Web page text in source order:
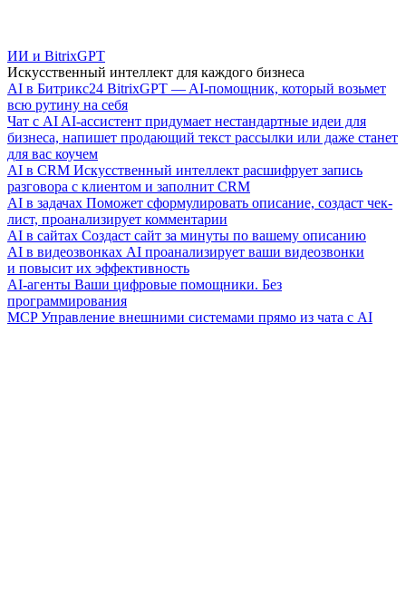
ИИ и BitrixGPT
Искусственный интеллект для каждого бизнеса
AI в Битрикс24 BitrixGPT — AI-помощник, который возьмет
всю рутину на себя
Чат с AI AI-ассистент придумает нестандартные идеи для
бизнеса, напишет продающий текст рассылки или даже станет
для вас коучем
AI в CRM Искусственный интеллект расшифрует запись
разговора с клиентом и заполнит CRM
AI в задачах Поможет сформулировать описание, создаст чек-
лист, проанализирует комментарии
AI в сайтах Создаст сайт за минуты по вашему описанию
AI в видеозвонках AI проанализирует ваши видеозвонки
и повысит их эффективность
AI-агенты Ваши цифровые помощники. Без
программирования
MCP Управление внешними системами прямо из чата с AI